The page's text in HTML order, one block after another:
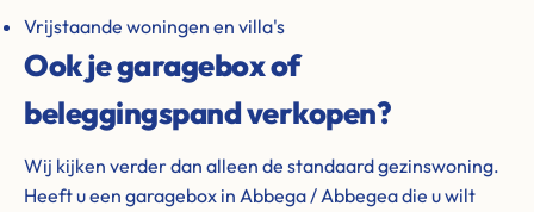
Vrijstaande woningen en villa's
Ook je garagebox of
beleggingspand verkopen?
Wij kijken verder dan alleen de standaard gezinswoning.
Heeft u een garagebox in Abbega / Abbegea die u wilt